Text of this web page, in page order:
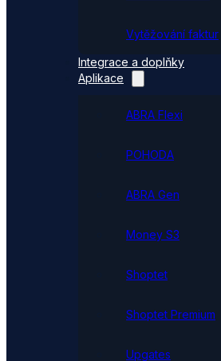
Vytěžování faktur
Integrace a doplňky
Aplikace
ABRA Flexi
POHODA
ABRA Gen
Money S3
Shoptet
Shoptet Premium
Upgates